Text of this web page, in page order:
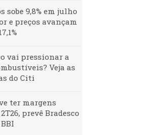
sobe 9,8% em julho
e preços avançam
vai pressionar a
Veja as
do Citi
ter margens
prevê Bradesco
BBI